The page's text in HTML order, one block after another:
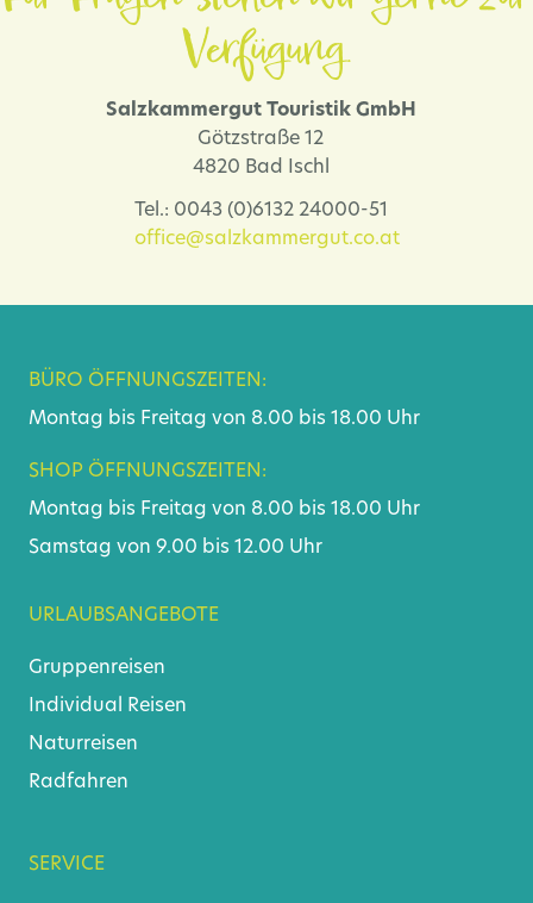
Verfügung.
Salzkammergut Touristik GmbH
Götzstraße 12
4820 Bad Ischl
Tel.: 0043 (0)6132 24000-51
office@salzkammergut.co.at
BÜRO ÖFFNUNGSZEITEN:
Montag bis Freitag von 8.00 bis 18.00 Uhr
SHOP ÖFFNUNGSZEITEN:
Montag bis Freitag von 8.00 bis 18.00 Uhr
Samstag von 9.00 bis 12.00 Uhr
URLAUBSANGEBOTE
Gruppenreisen
Individual Reisen
Naturreisen
Radfahren
SERVICE